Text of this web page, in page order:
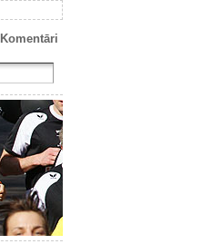
Komentāri